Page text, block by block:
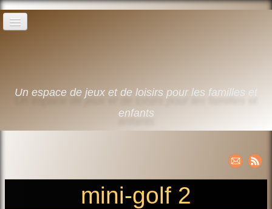
Swimming pool leisure days
English▼
Un espace de jeux et de loisirs pour les familles et
enfants
mini-golf 2